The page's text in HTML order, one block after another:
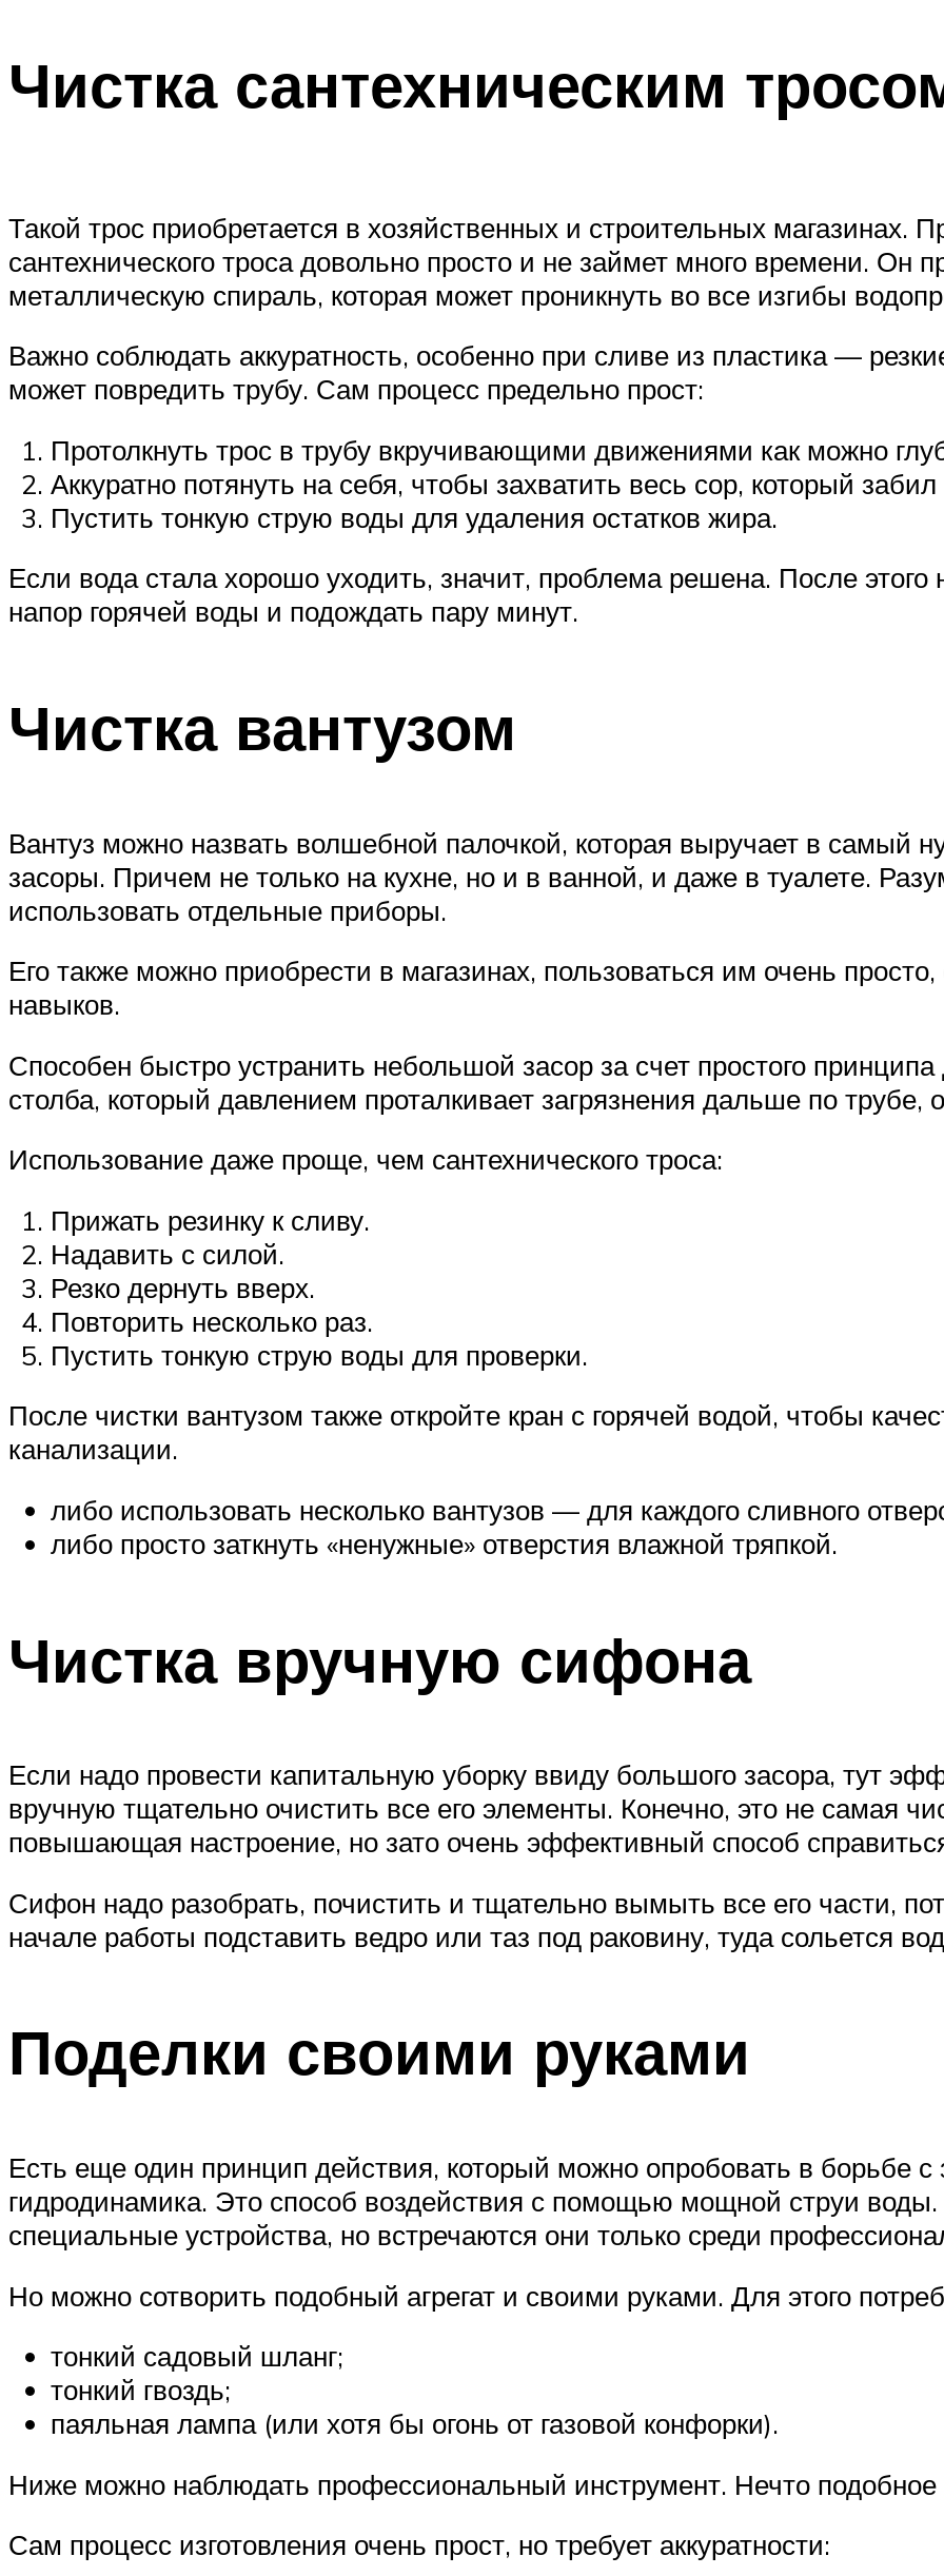
Чистка сантехническим
Такой трос приобретается в хозяйственных и строительных магазинах.
сантехнического троса довольно просто и не займет много времени. Он
металлическую спираль, которая может проникнуть во все изгибы
Важно соблюдать аккуратность, особенно при сливе из пластика —
может повредить трубу. Сам процесс предельно прост:
Протолкнуть трос в трубу вкручивающими движениями как можно
Аккуратно потянуть на себя, чтобы захватить весь сор, который
Пустить тонкую струю воды для удаления остатков жира.
Если вода стала хорошо уходить, значит, проблема решена. После
напор горячей воды и подождать пару минут.
Чистка вантузом
Вантуз можно назвать волшебной палочкой, которая выручает в самый
засоры. Причем не только на кухне, но и в ванной, и даже в туалете.
использовать отдельные приборы.
Его также можно приобрести в магазинах, пользоваться им очень
навыков.
Способен быстро устранить небольшой засор за счет простого принципа
столба, который давлением проталкивает загрязнения дальше по трубе,
Использование даже проще, чем сантехнического троса:
Прижать резинку к сливу.
Надавить с силой.
Резко дернуть вверх.
Повторить несколько раз.
Пустить тонкую струю воды для проверки.
После чистки вантузом также откройте кран с горячей водой, чтобы
канализации.
либо использовать несколько вантузов — для каждого сливного
либо просто заткнуть «ненужные» отверстия влажной тряпкой.
Чистка вручную сифона
Если надо провести капитальную уборку ввиду большого засора, тут
вручную тщательно очистить все его элементы. Конечно, это не самая
повышающая настроение, но зато очень эффективный способ
Сифон надо разобрать, почистить и тщательно вымыть все его части,
начале работы подставить ведро или таз под раковину, туда сольется
Поделки своими руками
Есть еще один принцип действия, который можно опробовать в борьбе
гидродинамика. Это способ воздействия с помощью мощной струи воды.
специальные устройства, но встречаются они только среди
Но можно сотворить подобный агрегат и своими руками. Для этого
тонкий садовый шланг;
тонкий гвоздь;
паяльная лампа (или хотя бы огонь от газовой конфорки).
Ниже можно наблюдать профессиональный инструмент. Нечто
Сам процесс изготовления очень прост, но требует аккуратности: